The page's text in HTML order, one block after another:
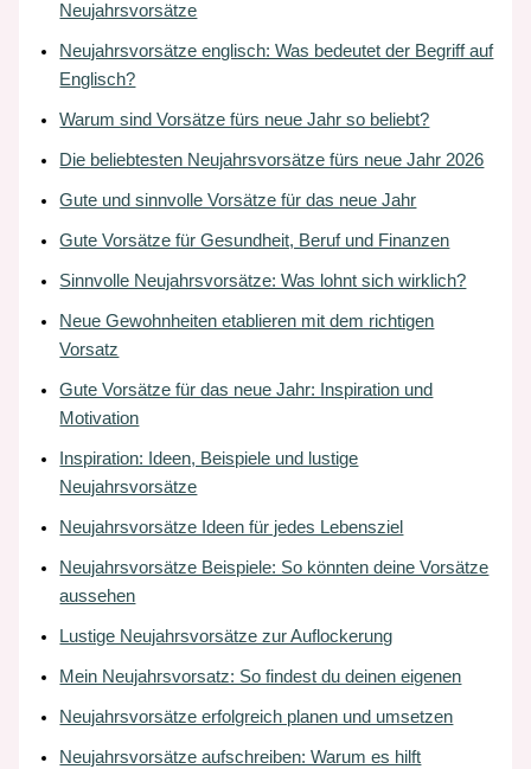
Neujahrsvorsätze
Neujahrsvorsätze englisch: Was bedeutet der Begriff auf
Englisch?
Warum sind Vorsätze fürs neue Jahr so beliebt?
Die beliebtesten Neujahrsvorsätze fürs neue Jahr 2026
Gute und sinnvolle Vorsätze für das neue Jahr
Gute Vorsätze für Gesundheit, Beruf und Finanzen
Sinnvolle Neujahrsvorsätze: Was lohnt sich wirklich?
Neue Gewohnheiten etablieren mit dem richtigen
Vorsatz
Gute Vorsätze für das neue Jahr: Inspiration und
Motivation
Inspiration: Ideen, Beispiele und lustige
Neujahrsvorsätze
Neujahrsvorsätze Ideen für jedes Lebensziel
Neujahrsvorsätze Beispiele: So könnten deine Vorsätze
aussehen
Lustige Neujahrsvorsätze zur Auflockerung
Mein Neujahrsvorsatz: So findest du deinen eigenen
Neujahrsvorsätze erfolgreich planen und umsetzen
Neujahrsvorsätze aufschreiben: Warum es hilft